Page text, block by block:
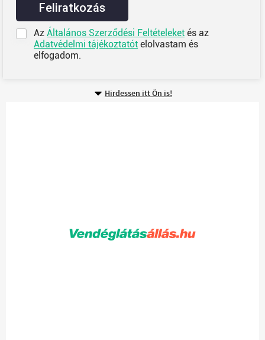
Feliratkozás
AzÁltalános Szerződési Feltételeket és az
Adatvédelmi tájékoztatót elolvastam és
elfogadom.
Hirdessen itt Ön is!